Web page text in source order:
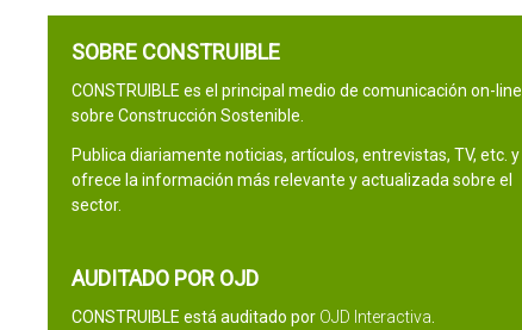
SOBRE CONSTRUIBLE
CONSTRUIBLE es el principal medio de comunicación on-line
sobre Construcción Sostenible.
Publica diariamente noticias, artículos, entrevistas, TV, etc. y
ofrece la información más relevante y actualizada sobre el
sector.
AUDITADO POR OJD
CONSTRUIBLE está auditado por OJD Interactiva